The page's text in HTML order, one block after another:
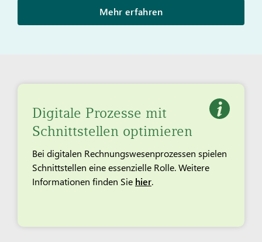
Mehr erfahren
Digitale Prozesse mit
Schnittstellen optimieren
Bei digitalen Rechnungswesenprozessen spielen
Schnittstellen eine essenzielle Rolle. Weitere
Informationen finden Sie hier.